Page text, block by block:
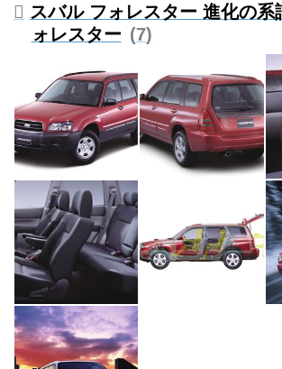
スバル フォレスター 進化の
ォレスター
7